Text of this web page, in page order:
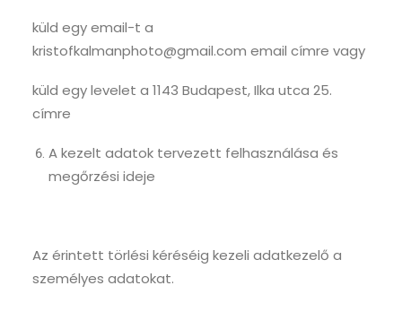
küld egy email-t a
kristofkalmanphoto@gmail.com email címre vagy
küld egy levelet a 1143 Budapest, Ilka utca 25.
címre
A kezelt adatok tervezett felhasználása és
megőrzési ideje
Az érintett törlési kéréséig kezeli adatkezelő a
személyes adatokat.